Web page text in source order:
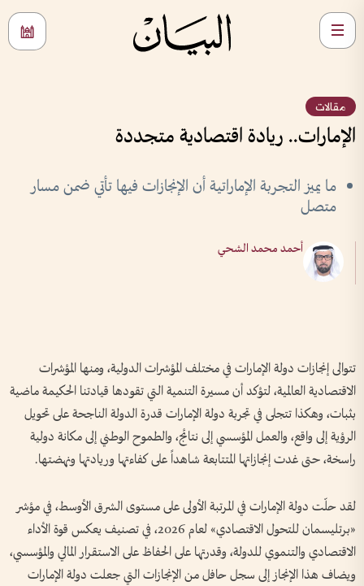
مقالات
الإمارات.. ريادة اقتصادية متجددة
ما يميز التجربة الإماراتية أن الإنجازات فيها تأتي ضمن مسار
متصل
أحمد محمد الشحي
تتوالى إنجازات دولة الإمارات في مختلف المؤشرات الدولية، ومنها المؤشرات
الاقتصادية العالمية، لتؤكد أن مسيرة التنمية التي تقودها قيادتنا الحكيمة ماضية
بثبات، وهكذا تتجلى في تجربة دولة الإمارات قدرة الدولة الناجحة على تحويل
الرؤية إلى واقع، والعمل المؤسسي إلى نتائج، والطموح الوطني إلى مكانة دولية
راسخة، حتى غدت إنجازاتها المتتابعة شاهداً على كفاءتها وريادتها ونهضتها.
لقد حلّت دولة الإمارات في المرتبة الأولى على مستوى الشرق الأوسط، في مؤشر
«برتليسمان للتحول الاقتصادي» لعام 2026، في تصنيف يعكس قوة الأداء
الاقتصادي والتنموي للدولة، وقدرتها على الحفاظ على الاستقرار المالي والمؤسسي،
ويضاف هذا الإنجاز إلى سجل حافل من الإنجازات التي جعلت دولة الإمارات